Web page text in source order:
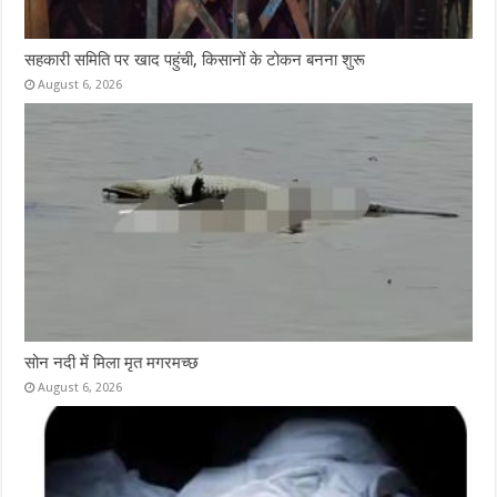
सहकारी समिति पर खाद पहुंची, किसानों के टोकन बनना शुरू
August 6, 2026
सोन नदी में मिला मृत मगरमच्छ
August 6, 2026